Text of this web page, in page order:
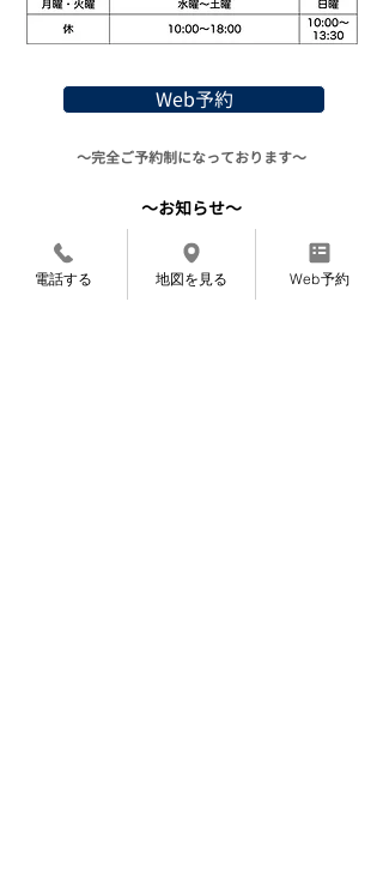
Web予約
〜完全ご予約制になっております〜
〜お知らせ〜
7月より施術料金を変更させていただくこと
になりました。
​申し訳ありませんが、よろしくお願いいたし
電話する 地図を見る Web予約